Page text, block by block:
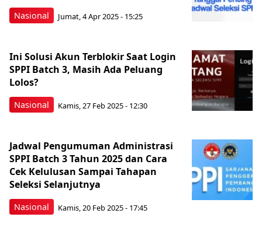
Nasional Jumat, 4 Apr 2025 - 15:25
Nasional
Ini Solusi Akun Terblokir Saat Login
SPPI Batch 3, Masih Ada Peluang
Lolos?
Kamis, 27 Feb 2025 - 12:30
Nasional
Jadwal Pengumuman Administrasi
SPPI Batch 3 Tahun 2025 dan Cara
Cek Kelulusan Sampai Tahapan
Seleksi Selanjutnya
Kamis, 20 Feb 2025 - 17:45